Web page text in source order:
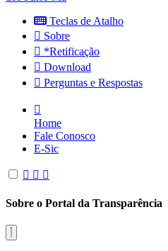
Teclas de Atalho
Sobre
*Retificação
Download
Perguntas e Respostas
Home
Fale Conosco
E-Sic
Sobre o Portal da Transparência